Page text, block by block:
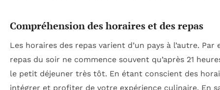
Compréhension des horaires et des repas
Les horaires des repas varient d’un pays à l’autre.
repas du soir ne commence souvent qu’après 21
le petit déjeuner très tôt. En étant conscient des
intégrer et profiter de votre expérience culinaire. En